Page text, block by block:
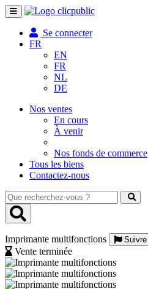
Toggle
navigation
Se connecter
FR
EN
FR
NL
DE
Nos ventes
En cours
À venir
Nos fonds de commerce
Tous les biens
Contactez-nous
Que
recherchez-
vous
Imprimante multifonctions
Suivre
Vente terminée